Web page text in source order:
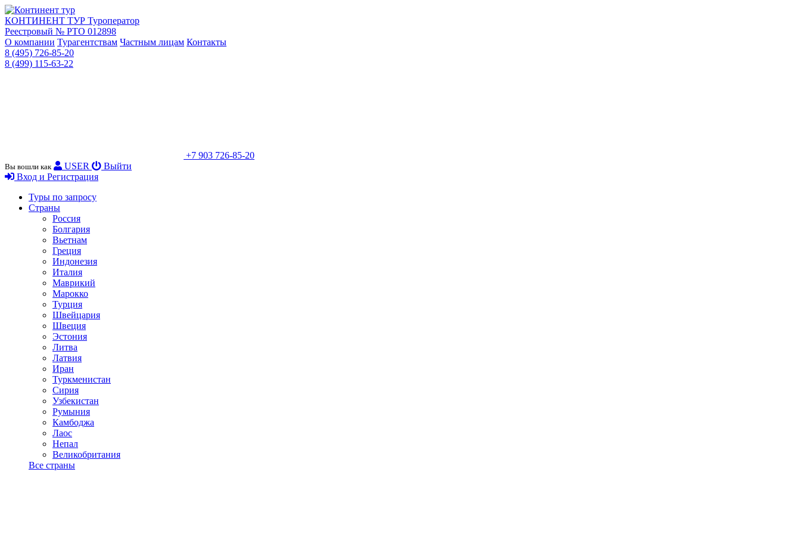
КОНТИНЕНТ ТУР Туроператор
Реестровый № РТО 012898
О компании Турагентствам Частным лицам Контакты
8 (495) 726-85-20
8 (499) 115-63-22
+7 903 726-85-20
Вы вошли как USER
Выйти
Вход и Регистрация
Туры по запросу
Страны
Россия
Болгария
Вьетнам
Греция
Индонезия
Италия
Маврикий
Марокко
Турция
Швейцария
Швеция
Эстония
Литва
Латвия
Иран
Туркменистан
Сирия
Узбекистан
Румыния
Камбоджа
Лаос
Непал
Великобритания
Все страны